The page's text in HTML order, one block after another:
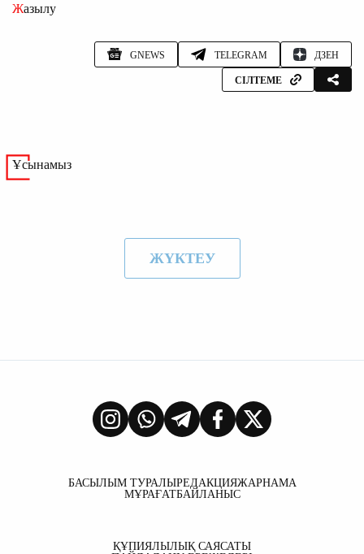
Жазылу
GNEWS TELEGRAM ДЗЕН
СІЛТЕМЕ
Ұсынамыз
ЖҮКТЕУ
БАСЫЛЫМ ТУРАЛЫРЕДАКЦИЯЖАРНАМА
МҰРАҒАТБАЙЛАНЫС
ҚҰПИЯЛЫЛЫҚ САЯСАТЫ